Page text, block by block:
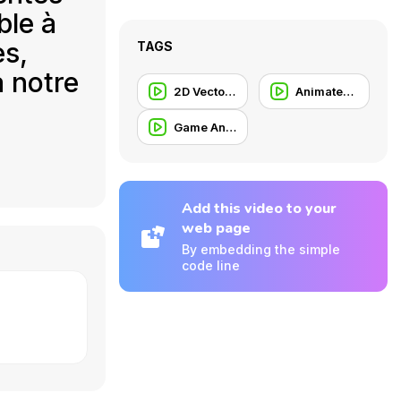
à
notre
TAGS
2D Vector Animation Animated Trailer
Game Animation
Add this video to your
web page
By embedding the simple
code line